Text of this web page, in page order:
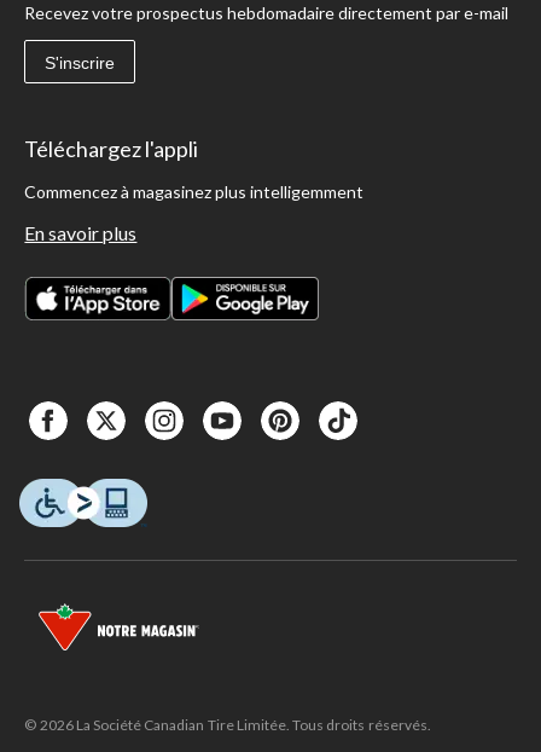
Recevez votre prospectus hebdomadaire directement par e-mail
S'inscrire
Téléchargez l'appli
Commencez à magasinez plus intelligemment
En savoir plus
© 2026 La Société Canadian Tire Limitée. Tous droits réservés.